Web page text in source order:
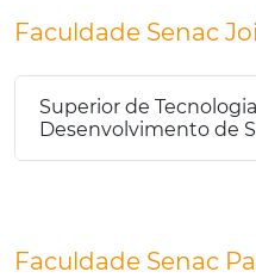
Faculdade Senac
Superior de
Desenvolvimento de
Faculdade Senac